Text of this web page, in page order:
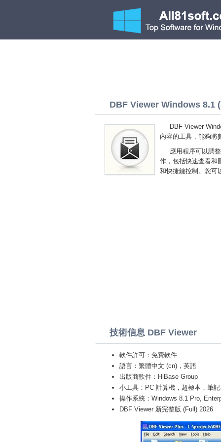
DBF Viewer Windows 8.1
DBF Viewer
內容的工具，能夠將
應用程序可以調
作，包括快速查看和
和快捷鍵控制。您可
技術信息 DBF Viewer
軟件許可：免費軟件
語言：繁體中文 (cn)，英語
出版商軟件：HiBase Group
小工具：PC 計算機，超極本，筆
操作系統：Windows 8.1 Pro,
DBF Viewer 新完整版 (Full) 2026